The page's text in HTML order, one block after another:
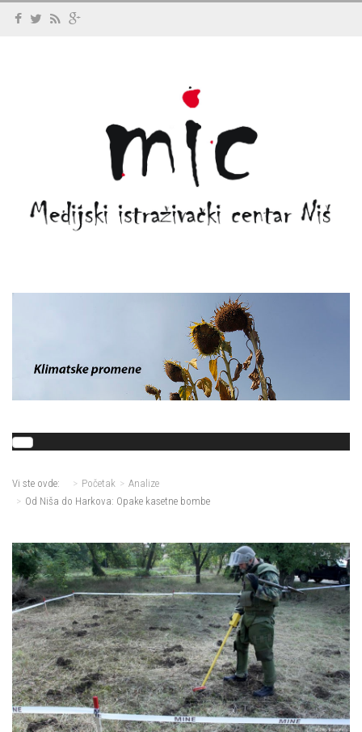
Vi ste ovde: Početak
Analize
Od Niša do Harkova: Opake kasetne bombe